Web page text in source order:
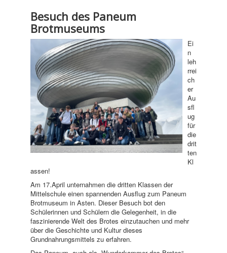
Besuch des Paneum
Brotmuseums
Ei
n
leh
rrei
ch
er
Au
sfl
ug
für
die
drit
ten
Kl
assen!
Am 17.April unternahmen die dritten Klassen der
Mittelschule einen spannenden Ausflug zum Paneum
Brotmuseum in Asten. Dieser Besuch bot den
Schülerinnen und Schülern die Gelegenheit, in die
faszinierende Welt des Brotes einzutauchen und mehr
über die Geschichte und Kultur dieses
Grundnahrungsmittels zu erfahren.